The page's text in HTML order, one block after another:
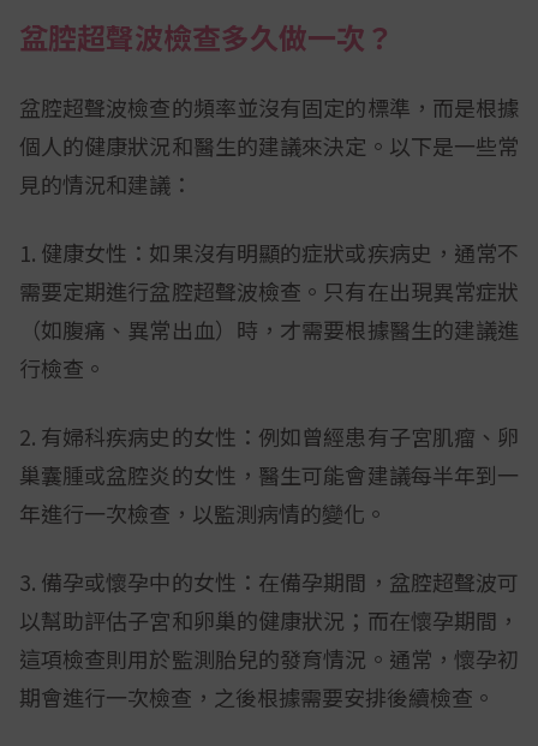
盆腔超聲波檢查多久做一次？
盆腔超聲波檢查的頻率並沒有固定的標準，而是根據
個人的健康狀況和醫生的建議來決定。以下是一些常
見的情況和建議：
1. 健康女性：如果沒有明顯的症狀或疾病史，通常不
需要定期進行盆腔超聲波檢查。只有在出現異常症狀
（如腹痛、異常出血）時，才需要根據醫生的建議進
行檢查。
2. 有婦科疾病史的女性：例如曾經患有子宮肌瘤、卵
巢囊腫或盆腔炎的女性，醫生可能會建議每半年到一
年進行一次檢查，以監測病情的變化。
3. 備孕或懷孕中的女性：在備孕期間，盆腔超聲波可
以幫助評估子宮和卵巢的健康狀況；而在懷孕期間，
這項檢查則用於監測胎兒的發育情況。通常，懷孕初
期會進行一次檢查，之後根據需要安排後續檢查。